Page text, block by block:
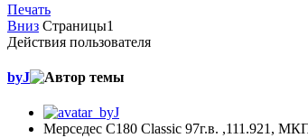
Печать
Вниз Страницы1
Действия пользователя
byJ
Мерседес С180 Classic 97г.в. ,111.921,